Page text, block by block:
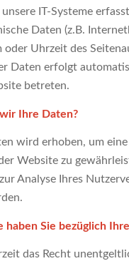
IT-Systeme
Daten (z.B.
oder Uhrzeit des
Daten erfolgt
betreten.
Ihre Daten?
wird erhoben, um
Website zu
Analyse Ihres
haben Sie bezüglich
das Recht